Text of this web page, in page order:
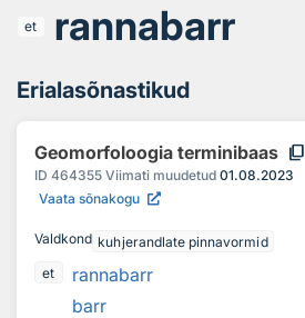
et rannabarr
Erialasõnastikud
Geomorfoloogia terminibaas content_copy
ID 464355 Viimati muudetud 01.08.2023
Vaata sõnakogu
Valdkond kuhjerandlate pinnavormid
et
rannabarr
barr